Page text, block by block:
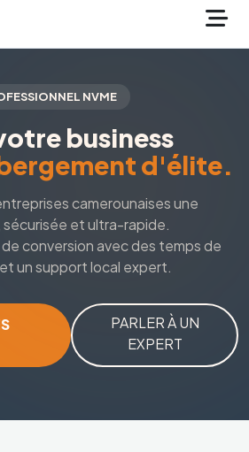
NVME
business
d'élite.
camerounaises une
et ultra-rapide.
conversion avec des temps de
un support local expert.
PARLER À UN
EXPERT